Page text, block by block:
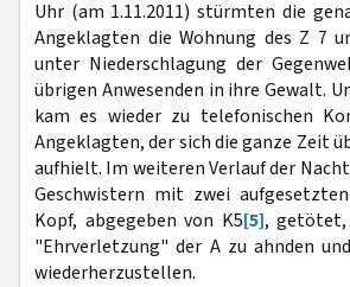
Uhr (am 1.11.2011) stürmten die
Angeklagten die Wohnung des Z 7
unter Niederschlagung der
übrigen Anwesenden in ihre Gewalt.
kam es wieder zu telefonischen
Angeklagten, der sich die ganze Zeit
aufhielt. Im weiteren Verlauf der
Geschwistern mit zwei
Kopf, abgegeben von K5[5], getötet,
"Ehrverletzung" der A zu ahnden
wiederherzustellen.